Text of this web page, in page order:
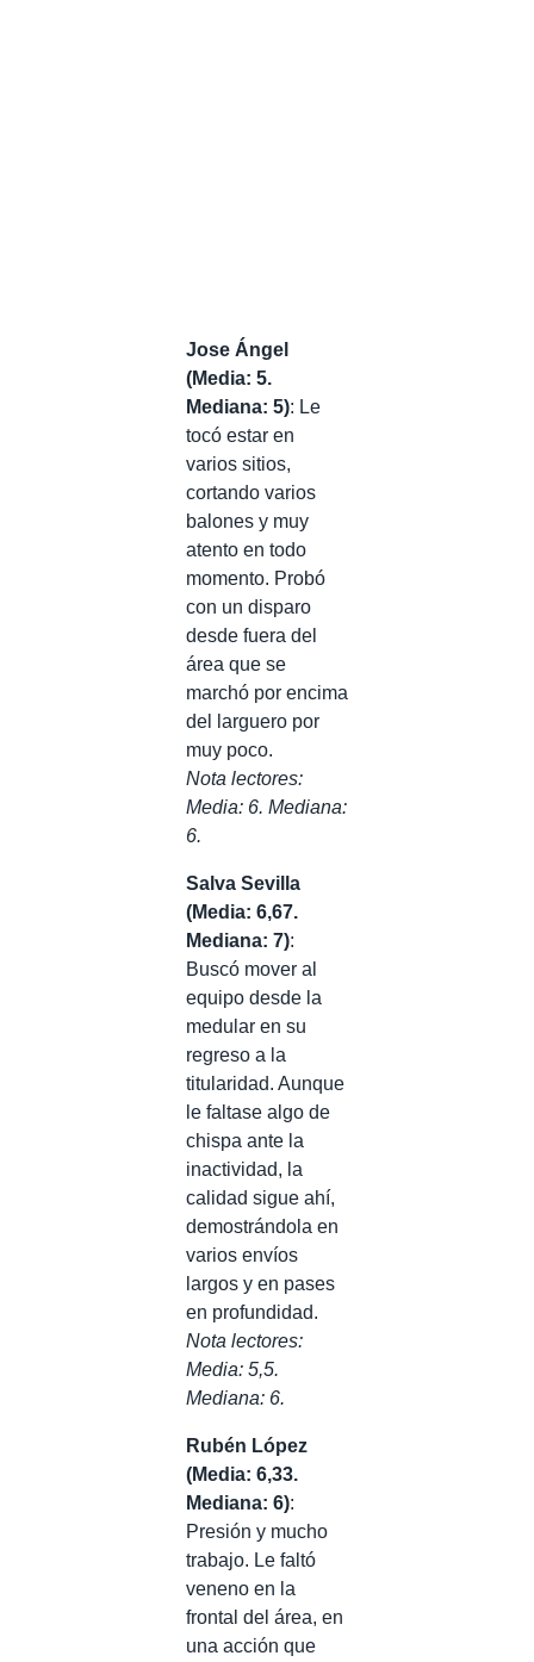
Jose Ángel
(Media: 5.
Mediana: 5): Le
tocó estar en
varios sitios,
cortando varios
balones y muy
atento en todo
momento. Probó
con un disparo
desde fuera del
área que se
marchó por encima
del larguero por
muy poco.
Nota lectores:
Media: 6. Mediana:
6.
Salva Sevilla
(Media: 6,67.
Mediana: 7):
Buscó mover al
equipo desde la
medular en su
regreso a la
titularidad. Aunque
le faltase algo de
chispa ante la
inactividad, la
calidad sigue ahí,
demostrándola en
varios envíos
largos y en pases
en profundidad.
Nota lectores:
Media: 5,5.
Mediana: 6.
Rubén López
(Media: 6,33.
Mediana: 6):
Presión y mucho
trabajo. Le faltó
veneno en la
frontal del área, en
una acción que